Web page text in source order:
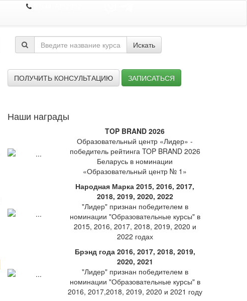
Искать
ПОЛУЧИТЬ КОНСУЛЬТАЦИЮ ЗАПИСАТЬСЯ
Наши награды
TOP BRAND 2026
Образовательный центр «Лидер» -
победитель рейтинга TOP BRAND 2026
Беларусь в номинации
«Образовательный центр № 1»
Народная Марка 2015, 2016, 2017,
2018, 2019, 2020, 2022
"Лидер" признан победителем в
номинации "Образовательные курсы" в
2015, 2016, 2017, 2018, 2019, 2020 и
2022 годах
Брэнд года 2016, 2017, 2018, 2019,
2020, 2021
"Лидер" признан победителем в
номинации "Образовательные курсы" в
2016, 2017,2018, 2019, 2020 и 2021 году